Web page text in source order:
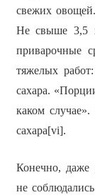
свежих
Не свыше 3,5
приварочные
тяжелых
сахара.
каком
сахара[vi].
Конечно, даже
не